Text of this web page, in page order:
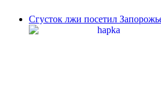
Сгусток лжи посетил